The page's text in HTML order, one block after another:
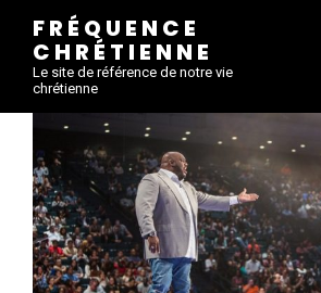
FRÉQUENCE
CHRÉTIENNE
Le site de référence de notre vie
chrétienne